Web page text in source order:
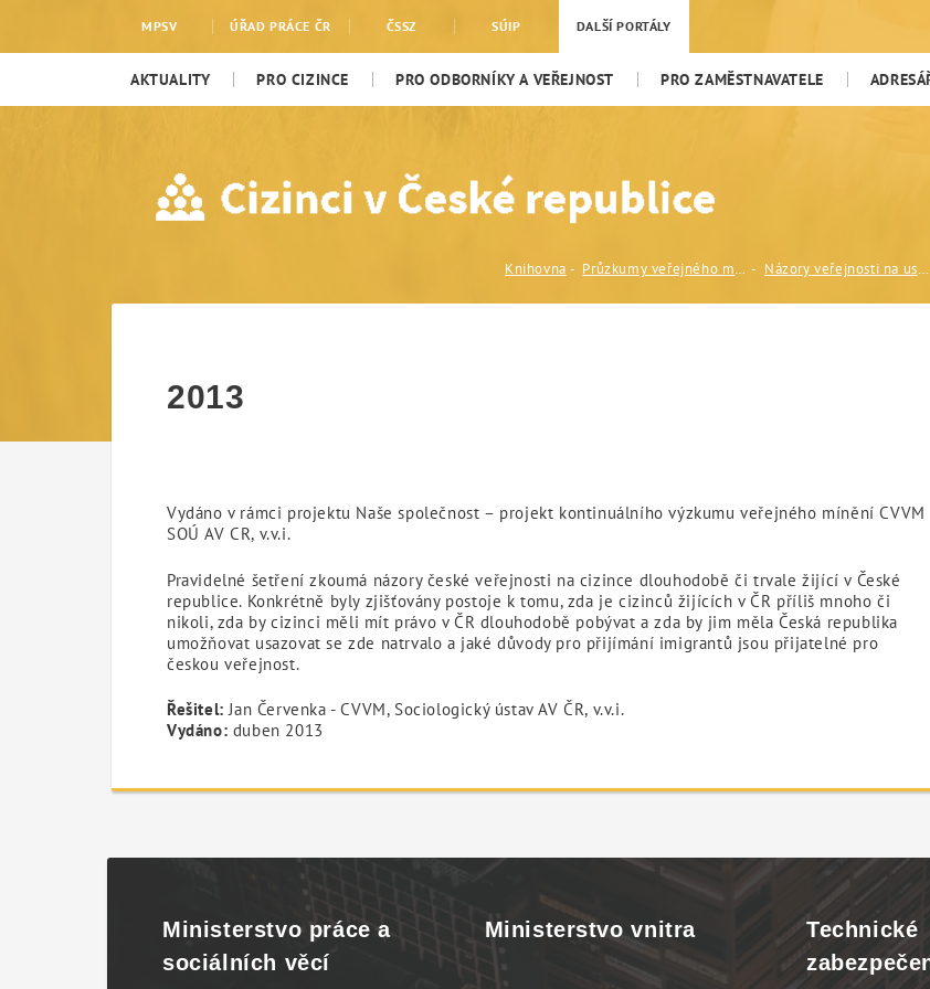
MPSV ÚŘAD PRÁCE ČR ČSSZ SÚIP DALŠÍ PORTÁLY
AKTUALITY PRO CIZINCE PRO ODBORNÍKY A VEŘEJNOST PRO ZAMĚSTNAVATELE
Knihovna Průzkumy veřejného mínění Názory veřejnosti na usazování cizinců v ČR (CVVM, Sociologický ústav AV ČR, v.v.i.)
2013
Vydáno v rámci projektu Naše společnost – projekt kontinuálního výzkumu veřejného mínění CVVM
SOÚ AV CR, v.v.i.
Pravidelné šetření zkoumá názory české veřejnosti na cizince dlouhodobě či trvale žijící v České
republice. Konkrétně byly zjišťovány postoje k tomu, zda je cizinců žijících v ČR příliš mnoho či
nikoli, zda by cizinci měli mít právo v ČR dlouhodobě pobývat a zda by jim měla Česká republika
umožňovat usazovat se zde natrvalo a jaké důvody pro přijímání imigrantů jsou přijatelné pro
českou veřejnost.
Řešitel: Jan Červenka - CVVM, Sociologický ústav AV ČR, v.v.i.
Vydáno: duben 2013
Ministerstvo práce a
sociálních věcí
Ministerstvo vnitra
Technické